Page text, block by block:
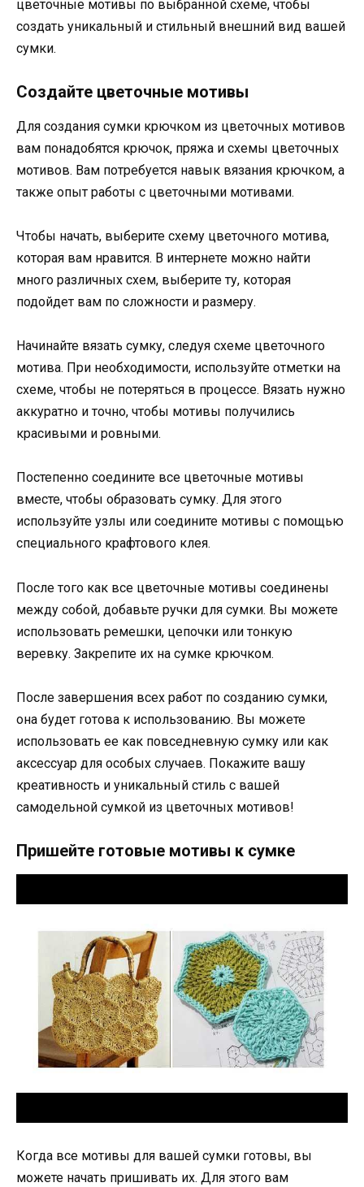
цветочные мотивы по выбранной схеме, чтобы
создать уникальный и стильный внешний вид вашей
сумки.
Создайте цветочные мотивы
Для создания сумки крючком из цветочных мотивов
вам понадобятся крючок, пряжа и схемы цветочных
мотивов. Вам потребуется навык вязания крючком, а
также опыт работы с цветочными мотивами.
Чтобы начать, выберите схему цветочного мотива,
которая вам нравится. В интернете можно найти
много различных схем, выберите ту, которая
подойдет вам по сложности и размеру.
Начинайте вязать сумку, следуя схеме цветочного
мотива. При необходимости, используйте отметки на
схеме, чтобы не потеряться в процессе. Вязать нужно
аккуратно и точно, чтобы мотивы получились
красивыми и ровными.
Постепенно соедините все цветочные мотивы
вместе, чтобы образовать сумку. Для этого
используйте узлы или соедините мотивы с помощью
специального крафтового клея.
После того как все цветочные мотивы соединены
между собой, добавьте ручки для сумки. Вы можете
использовать ремешки, цепочки или тонкую
веревку. Закрепите их на сумке крючком.
После завершения всех работ по созданию сумки,
она будет готова к использованию. Вы можете
использовать ее как повседневную сумку или как
аксессуар для особых случаев. Покажите вашу
креативность и уникальный стиль с вашей
самодельной сумкой из цветочных мотивов!
Пришейте готовые мотивы к сумке
Когда все мотивы для вашей сумки готовы, вы
можете начать пришивать их. Для этого вам